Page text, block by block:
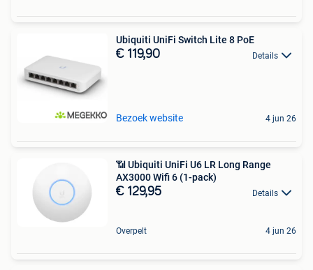
Ubiquiti UniFi Switch Lite 8 PoE
€ 119,90 Details
Bezoek website 4 jun 26
📶 Ubiquiti UniFi U6 LR Long Range
AX3000 Wifi 6 (1-pack)
€ 129,95 Details
Overpelt 4 jun 26